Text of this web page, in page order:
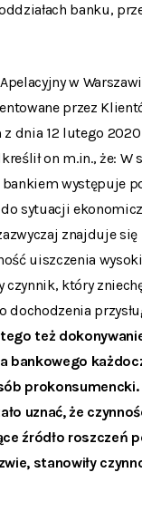
banku,
w
przez
dnia 12 lutego
on m.in., że: W
występuje
sytuacji
znajduje się
uiszczenia
czynnik, który
dochodzenia
też
bankowego
uznać, że
źródło roszczeń
stanowiły